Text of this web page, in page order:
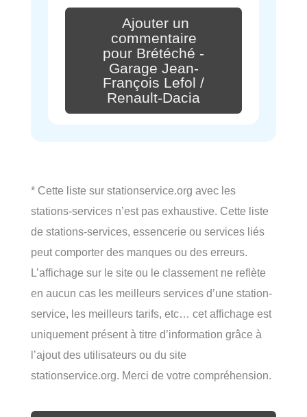
Ajouter un
commentaire
pour Brétéché -
Garage Jean-
François Lefol /
Renault-Dacia
* Cette liste sur stationservice.org avec les
stations-services n’est pas exhaustive. Cette liste
de stations-services, essencerie ou services liés
peut comporter des manques ou des erreurs.
L’affichage sur le site ou le classement ne reflète
en aucun cas les meilleurs services d’une station-
service, les meilleurs tarifs, etc… cet affichage est
uniquement présent à titre d’information grâce à
l’ajout des utilisateurs ou du site
stationservice.org. Merci de votre compréhension.